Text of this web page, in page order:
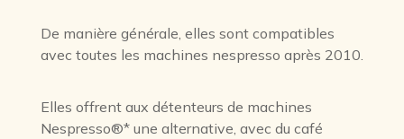
De manière générale, elles sont compatibles
avec toutes les machines nespresso après 2010.
Elles offrent aux détenteurs de machines
Nespresso®* une alternative, avec du café